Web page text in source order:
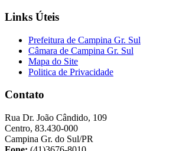
Links Úteis
Prefeitura de Campina Gr. Sul
Câmara de Campina Gr. Sul
Mapa do Site
Politica de Privacidade
Contato
Rua Dr. João Cândido, 109
Centro, 83.430-000
Campina Gr. do Sul/PR